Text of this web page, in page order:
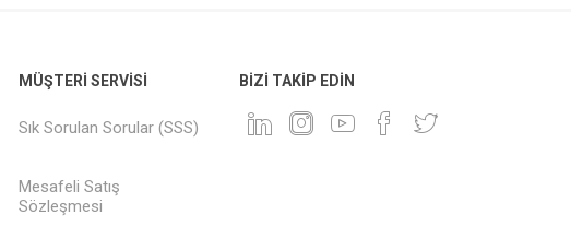
MÜŞTERI SERVISI
Sık Sorulan Sorular (SSS)
Mesafeli Satış
Sözleşmesi
BIZI TAKIP EDIN